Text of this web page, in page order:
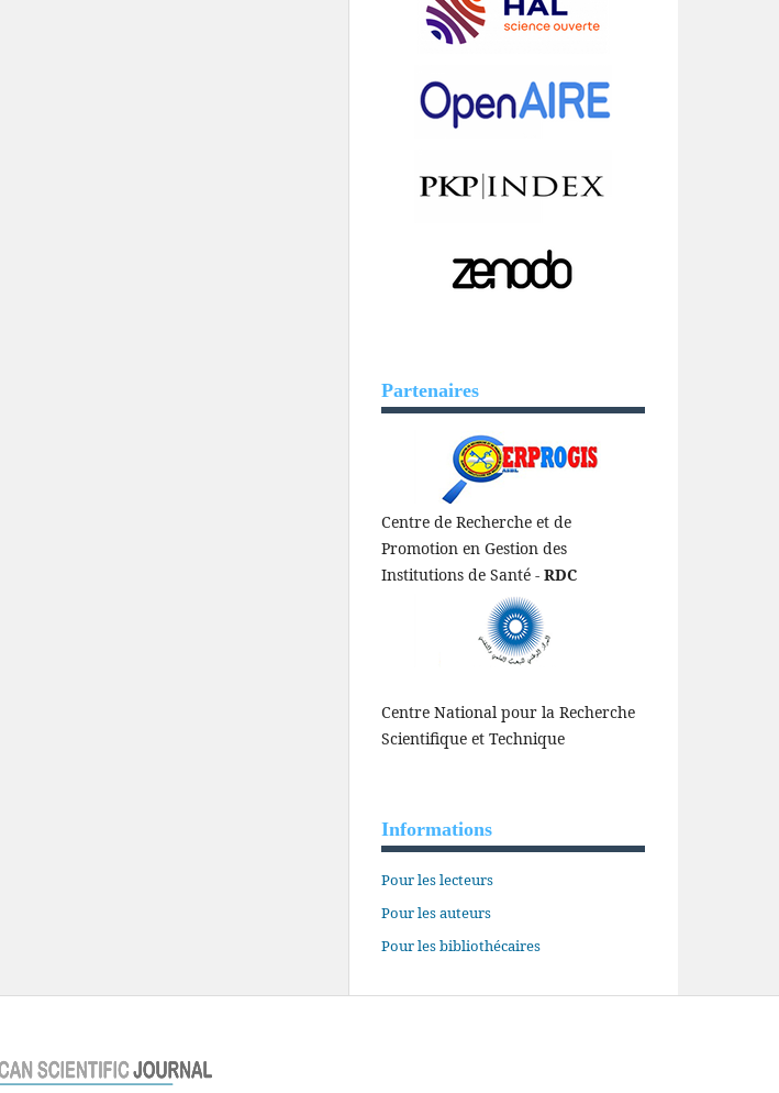
Partenaires
Centre de Recherche et de
Promotion en Gestion des
Institutions de Santé - RDC
Centre National pour la Recherche
Scientifique et Technique
Informations
Pour les lecteurs
Pour les auteurs
Pour les bibliothécaires